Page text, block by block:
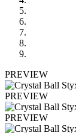
PREVIEW
PREVIEW
PREVIEW